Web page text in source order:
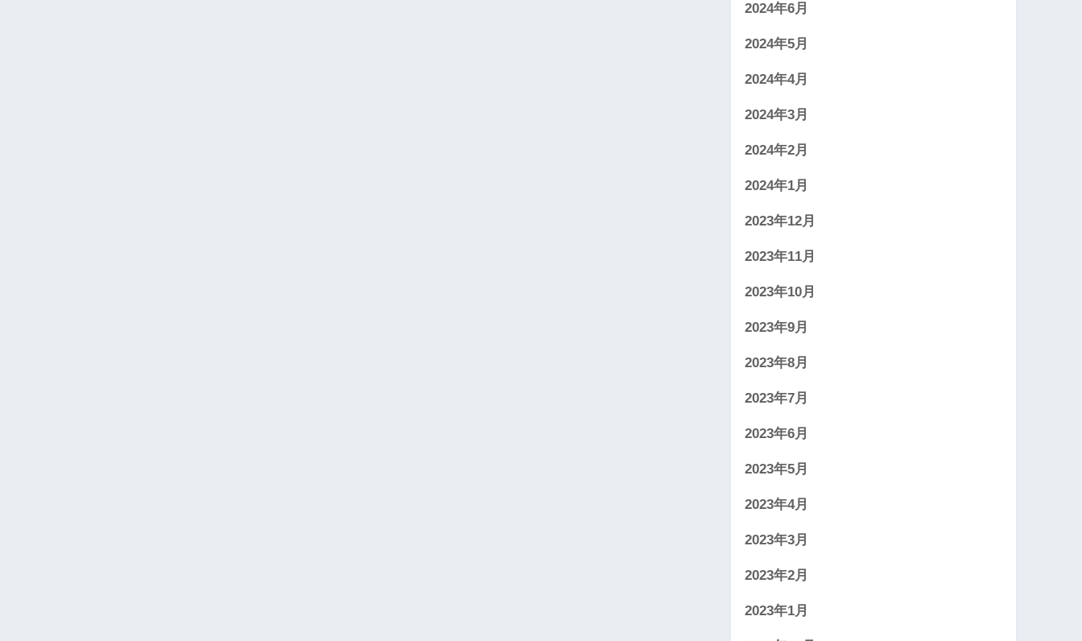
2024年6月
2024年5月
2024年4月
2024年3月
2024年2月
2024年1月
2023年12月
2023年11月
2023年10月
2023年9月
2023年8月
2023年7月
2023年6月
2023年5月
2023年4月
2023年3月
2023年2月
2023年1月